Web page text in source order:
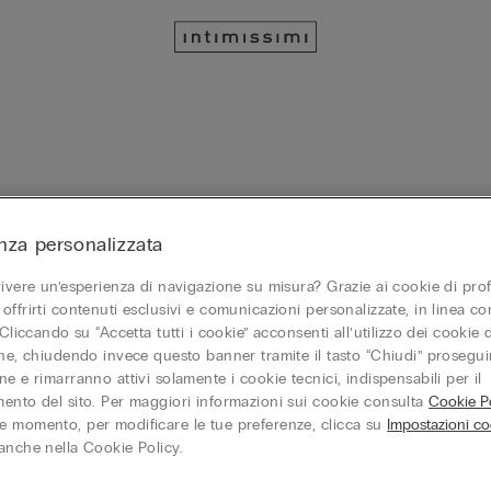
Anna in Microfibra
Reggiseno a Fascia Anna in
Ultralight
32,90 €
PRENDI 4 PAGHI 3
personalizzata
un’esperienza di navigazione su misura? Grazie ai cookie di
offrirti contenuti esclusivi e comunicazioni personalizzate, in linea
su “Accetta tutti i cookie” acconsenti all’utilizzo dei cookie
chiudendo invece questo banner tramite il tasto “Chiudi”
e rimarranno attivi solamente i cookie tecnici, indispensabili per il
del sito. Per maggiori informazioni sui cookie consultaCookie
momento, per modificare le tue preferenze, clicca su Impostazioni
nella Cookie Policy.